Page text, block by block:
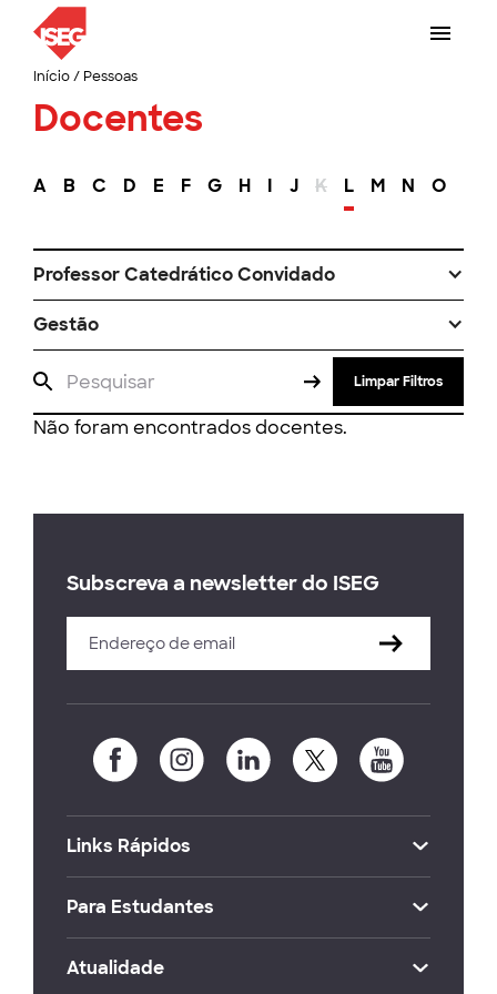
Início/ Pessoas
Docentes
A B C D E F G H I J K L M N O
Professor Catedrático Convidado
Gestão
Limpar Filtros
Não foram encontrados docentes.
Subscreva a newsletter do ISEG
Links Rápidos
Para Estudantes
Atualidade